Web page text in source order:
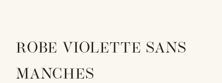
ROBE VIOLETTE SANS
MANCHES